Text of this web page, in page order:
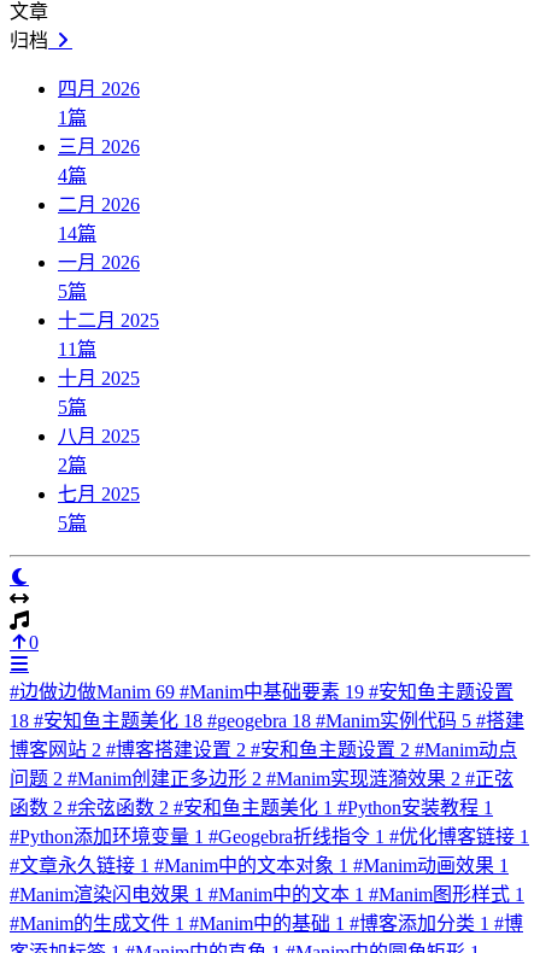
文章
归档
四月 2026
1篇
三月 2026
4篇
二月 2026
14篇
一月 2026
5篇
十二月 2025
11篇
十月 2025
5篇
八月 2025
2篇
七月 2025
5篇
0
#边做边做Manim 69 #Manim中基础要素 19 #安知鱼主题设置
18 #安知鱼主题美化 18 #geogebra 18 #Manim实例代码 5 #搭建
博客网站 2 #博客搭建设置 2 #安和鱼主题设置 2 #Manim动点
问题 2 #Manim创建正多边形 2 #Manim实现涟漪效果 2 #正弦
函数 2 #余弦函数 2 #安和鱼主题美化 1 #Python安装教程 1
#Python添加环境变量 1 #Geogebra折线指令 1 #优化博客链接 1
#文章永久链接 1 #Manim中的文本对象 1 #Manim动画效果 1
#Manim渲染闪电效果 1 #Manim中的文本 1 #Manim图形样式 1
#Manim的生成文件 1 #Manim中的基础 1 #博客添加分类 1 #博